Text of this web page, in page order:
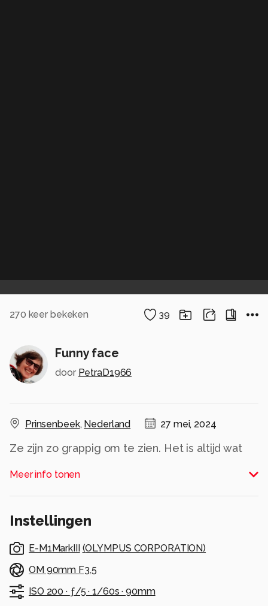
270 keer bekeken 39
Funny face
door PetraD1966
Prinsenbeek, Nederland 27 mei, 2024
Ze zijn zo grappig om te zien. Het is altijd wat
te komen om ze op de foto te krijgen. Deze
dacht vermoedelijk: daar heb je dat mens ook
Alle rechten voorbehouden
Meer info tonen
Instellingen
E-M1MarkIII (OLYMPUS CORPORATION)
OM 90mm F3.5
ISO 200 · ƒ/5 ·1/60s ·90mm